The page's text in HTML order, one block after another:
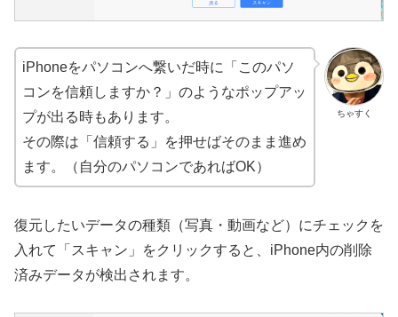
ちゃすく
iPhoneをパソコンへ繋いだ時に「このパソ
コンを信頼しますか？」のようなポップアッ
プが出る時もあります。
その際は「信頼する」を押せばそのまま進め
ます。（自分のパソコンであればOK）
復元したいデータの種類（写真・動画など）にチェックを
入れて「スキャン」をクリックすると、iPhone内の削除
済みデータが検出されます。